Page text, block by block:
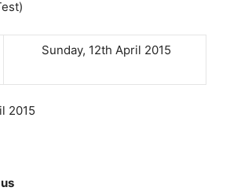
Sunday, 12th April 2015
2015